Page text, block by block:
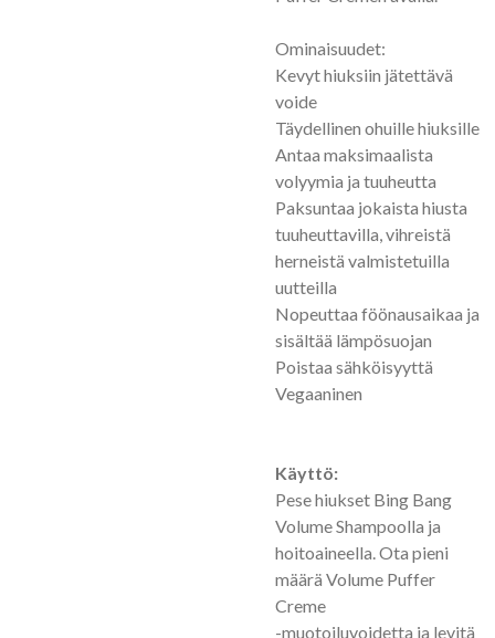
Ominaisuudet:
Kevyt hiuksiin jätettävä
voide
Täydellinen ohuille hiuksille
Antaa maksimaalista
volyymia ja tuuheutta
Paksuntaa jokaista hiusta
tuuheuttavilla, vihreistä
herneistä valmistetuilla
uutteilla
Nopeuttaa föönausaikaa ja
sisältää lämpösuojan
Poistaa sähköisyyttä
Vegaaninen
Käyttö:
Pese hiukset Bing Bang
Volume Shampoolla ja
hoitoaineella. Ota pieni
määrä Volume Puffer
Creme
-muotoiluvoidetta ja levitä